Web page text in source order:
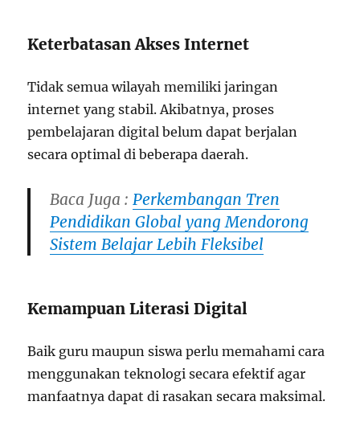
Keterbatasan Akses Internet
Tidak semua wilayah memiliki jaringan
internet yang stabil. Akibatnya, proses
pembelajaran digital belum dapat berjalan
secara optimal di beberapa daerah.
Baca Juga :Perkembangan Tren
Pendidikan Global yang Mendorong
Sistem Belajar Lebih Fleksibel
Kemampuan Literasi Digital
Baik guru maupun siswa perlu memahami cara
menggunakan teknologi secara efektif agar
manfaatnya dapat di rasakan secara maksimal.